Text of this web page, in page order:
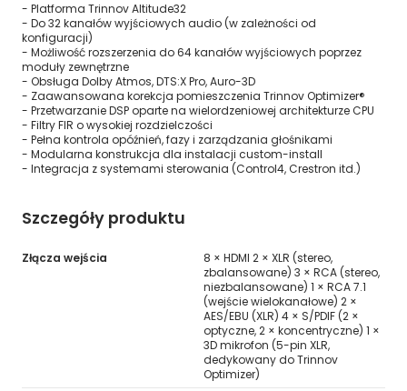
- Platforma Trinnov Altitude32
- Do 32 kanałów wyjściowych audio (w zależności od
konfiguracji)
- Możliwość rozszerzenia do 64 kanałów wyjściowych poprzez
moduły zewnętrzne
- Obsługa Dolby Atmos, DTS:X Pro, Auro-3D
- Zaawansowana korekcja pomieszczenia Trinnov Optimizer®
- Przetwarzanie DSP oparte na wielordzeniowej architekturze CPU
- Filtry FIR o wysokiej rozdzielczości
- Pełna kontrola opóźnień, fazy i zarządzania głośnikami
- Modularna konstrukcja dla instalacji custom-install
- Integracja z systemami sterowania (Control4, Crestron itd.)
Szczegóły produktu
Złącza wejścia
8 × HDMI 2 × XLR (stereo,
zbalansowane) 3 × RCA (stereo,
niezbalansowane) 1 × RCA 7.1
(wejście wielokanałowe) 2 ×
AES/EBU (XLR) 4 × S/PDIF (2 ×
optyczne, 2 × koncentryczne) 1 ×
3D mikrofon (5-pin XLR,
dedykowany do Trinnov
Optimizer)